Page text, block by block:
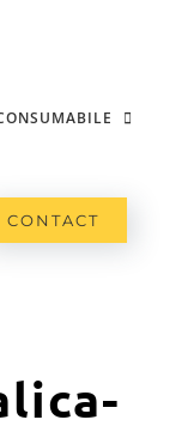
CONTACT